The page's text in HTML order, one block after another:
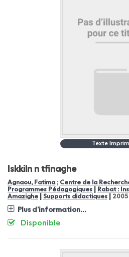
Texte
Iskkiln n tfinaghe
Agnaou, Fatima; Centre de la
Programmes Pédagogiques
Rabat :
Amazighe
Supports didactiques 2005
Plus d'information...
Disponible